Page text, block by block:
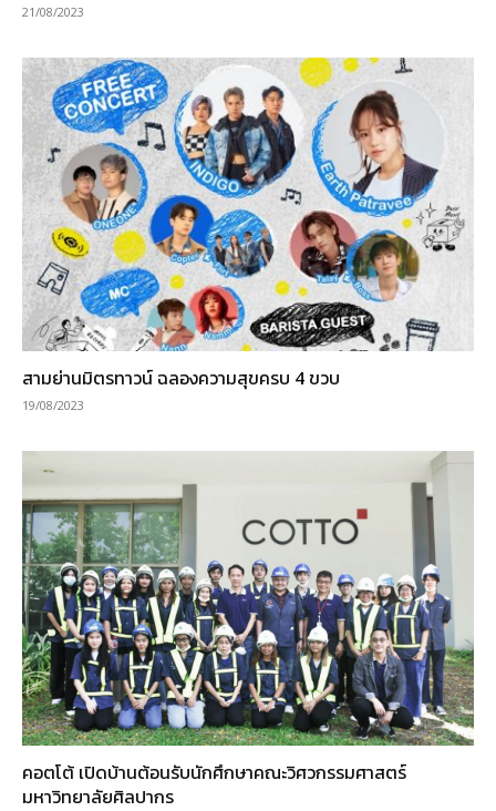
21/08/2023
สามย่านมิตรทาวน์ ฉลองความสุขครบ 4 ขวบ
19/08/2023
คอตโต้ เปิดบ้านต้อนรับนักศึกษาคณะวิศวกรรมศาสตร์
มหาวิทยาลัยศิลปากร